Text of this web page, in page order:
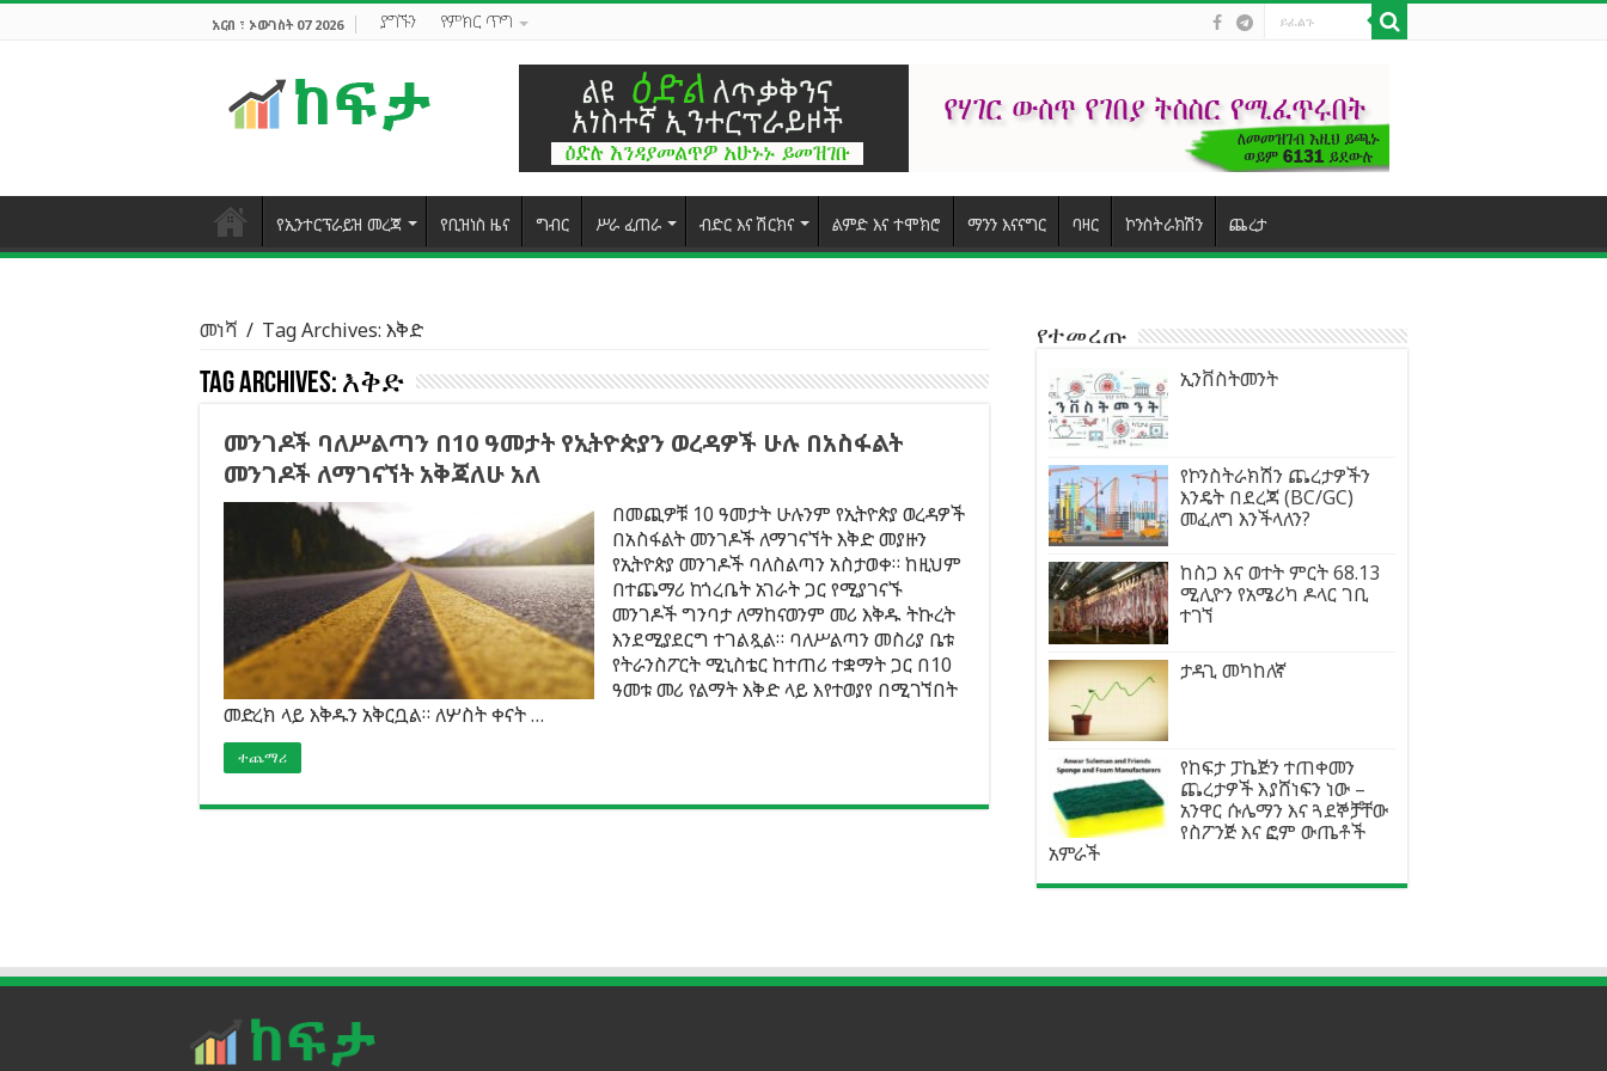
አርብ ፣ ኦውገስት 07 2026 ያግኙን የምክር ጥግ
የኢንተርፕራይዝ መረጃ የቢዝነስ ዜና ግብር ሥራ ፈጠራ ብድር እና ሽርክና ልምድ እና ተሞክሮ ማንን እናናግር ባዛር ኮንስትራክሽን ጨረታ
መነሻ / Tag Archives: እቅድ
Tag Archives: እቅድ
መንገዶች ባለሥልጣን በ10 ዓመታት የኢትዮጵያን ወረዳዎች ሁሉ በአስፋልት
መንገዶች ለማገናኘት አቅጃለሁ አለ
በመጪዎቹ 10 ዓመታት ሁሉንም የኢትዮጵያ ወረዳዎች
በአስፋልት መንገዶች ለማገናኘት እቅድ መያዙን
የኢትዮጵያ መንገዶች ባለስልጣን አስታወቀ። ከዚህም
በተጨማሪ ከጎረቤት አገራት ጋር የሚያገናኙ
መንገዶች ግንባታ ለማከናወንም መሪ እቅዱ ትኩረት
እንደሚያደርግ ተገልጿል። ባለሥልጣን መስሪያ ቤቱ
የትራንስፖርት ሚኒስቴር ከተጠሪ ተቋማት ጋር በ10
ዓመቱ መሪ የልማት እቅድ ላይ እየተወያየ በሚገኘበት
መድረክ ላይ እቅዱን አቅርቧል። ለሦስት ቀናት …
ተጨማሪ
የተመረጡ
ኢንቨስትመንት
የኮንስትራክሽን ጨረታዎችን
እንዴት በደረጃ (BC/GC)
መፈለግ እንችላለን?
ከስጋ እና ወተት ምርት 68.13
ሚሊዮን የአሜሪካ ዶላር ገቢ
ተገኘ
ታዳጊ መካከለኛ
የከፍታ ፓኬጅን ተጠቀመን
ጨረታዎች እያሸነፍን ነው –
አንዋር ሱሌማን እና ጓደኞቻቸው
የስፖንጅ እና ፎም ውጤቶች
አምራች